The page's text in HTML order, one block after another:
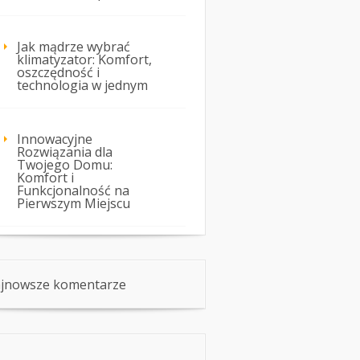
Jak mądrze wybrać
klimatyzator: Komfort,
oszczędność i
technologia w jednym
Innowacyjne
Rozwiązania dla
Twojego Domu:
Komfort i
Funkcjonalność na
Pierwszym Miejscu
komentarze